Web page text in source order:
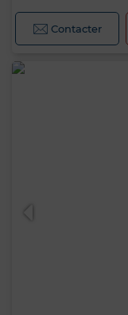
Contacter